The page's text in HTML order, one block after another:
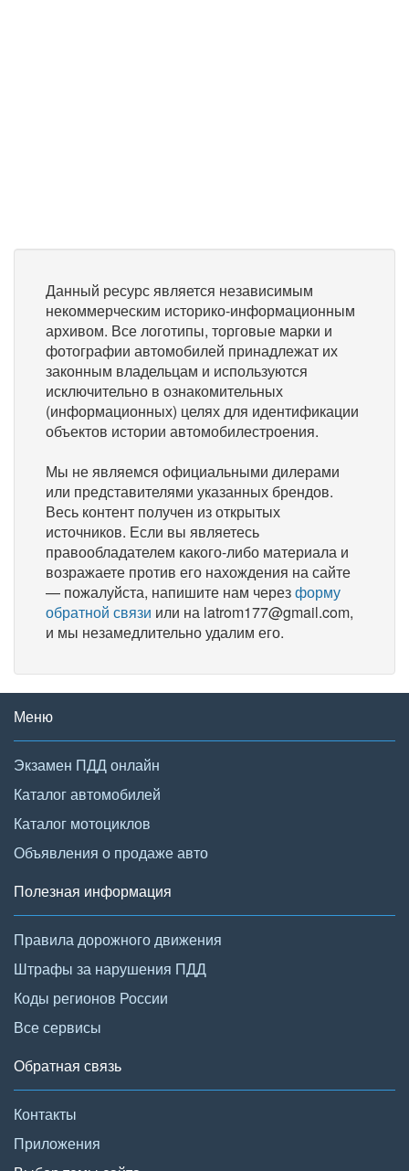
Данный ресурс является независимым
некоммерческим историко-информационным
архивом. Все логотипы, торговые марки и
фотографии автомобилей принадлежат их
законным владельцам и используются
исключительно в ознакомительных
(информационных) целях для идентификации
объектов истории автомобилестроения.
Мы не являемся официальными дилерами
или представителями указанных брендов.
Весь контент получен из открытых
источников. Если вы являетесь
правообладателем какого-либо материала и
возражаете против его нахождения на сайте
— пожалуйста, напишите нам черезформу
обратной связи или на latrom177@gmail.com,
и мы незамедлительно удалим его.
Меню
Экзамен ПДД онлайн
Каталог автомобилей
Каталог мотоциклов
Объявления о продаже авто
Полезная информация
Правила дорожного движения
Штрафы за нарушения ПДД
Коды регионов России
Все сервисы
Обратная связь
Контакты
Приложения